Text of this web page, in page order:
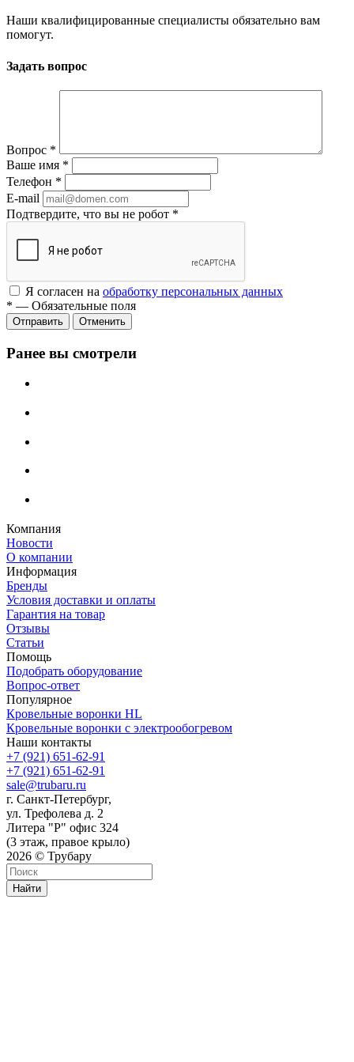
Наши квалифицированные специалисты обязательно вам
помогут.
Задать вопрос
Вопрос *
Ваше имя *
Телефон *
E-mail
Подтвердите, что вы не робот *
Я согласен на обработку персональных данных
* — Обязательные поля
Отменить
Ранее вы смотрели
Компания
Новости
О компании
Информация
Бренды
Условия доставки и оплаты
Гарантия на товар
Отзывы
Статьи
Помощь
Подобрать оборудование
Вопрос-ответ
Популярное
Кровельные воронки HL
Кровельные воронки с электрообогревом
Наши контакты
+7 (921) 651-62-91
+7 (921) 651-62-91
sale@trubaru.ru
г. Санкт-Петербург,
ул. Трефолева д. 2
Литера "Р" офис 324
(3 этаж, правое крыло)
2026 © Трубару
Найти